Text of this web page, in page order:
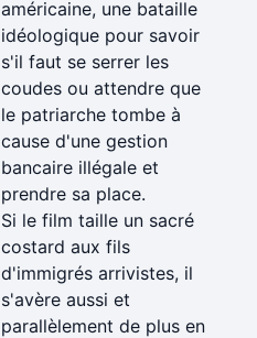
américaine, une bataille
idéologique pour savoir
s'il faut se serrer les
coudes ou attendre que
le patriarche tombe à
cause d'une gestion
bancaire illégale et
prendre sa place.
Si le film taille un sacré
costard aux fils
d'immigrés arrivistes, il
s'avère aussi et
parallèlement de plus en